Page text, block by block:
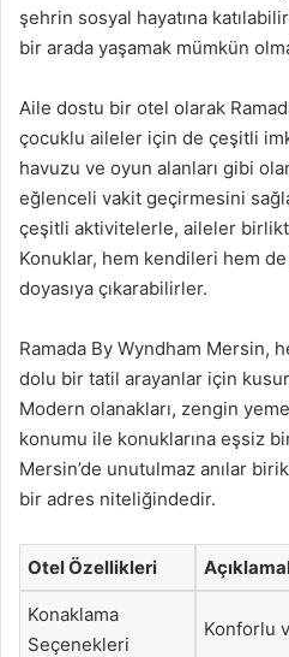
şehrin sosyal hayatına
bir arada yaşamak mümkün
Aile dostu bir otel olarak
çocuklu aileler için de çeşitli
havuzu ve oyun alanları gibi
eğlenceli vakit geçirmesini
çeşitli aktivitelerle, aileler
Konuklar, hem kendileri hem de
doyasıya çıkarabilirler.
Ramada By Wyndham Mersin,
dolu bir tatil arayanlar için
Modern olanakları, zengin
konumu ile konuklarına eşsiz
Mersin’de unutulmaz anılar
bir adres niteliğindedir.
Otel Özellikleri
Konaklama
Seçenekleri
Konforlu